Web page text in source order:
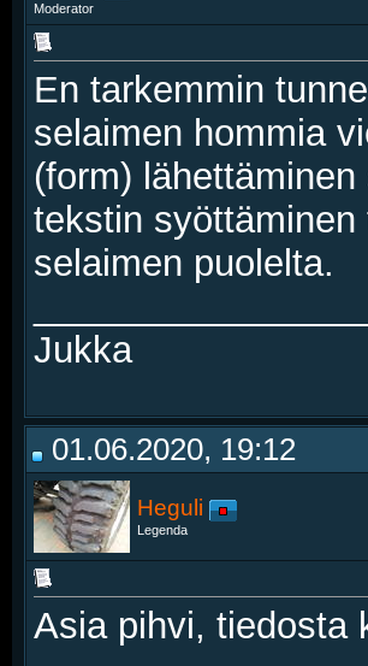
Moderator
En tarkemmin
selaimen hommia
(form)
tekstin
selaimen puolelta.
Jukka
01.06.2020, 19:12
Heguli
Legenda
Asia pihvi, tiedosta